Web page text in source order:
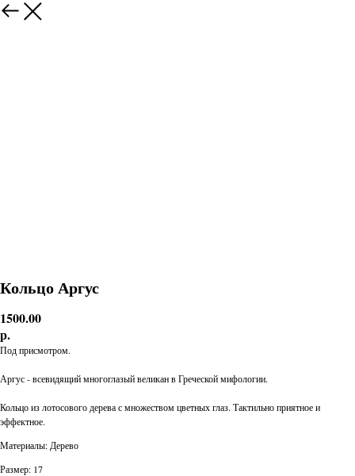
Кольцо Аргус
1500.00
р.
Под присмотром.
Аргус - всевидящий многоглазый великан в Греческой мифологии.
Кольцо из лотосового дерева с множеством цветных глаз. Тактильно приятное и
эффектное.
Материалы: Дерево
Размер: 17